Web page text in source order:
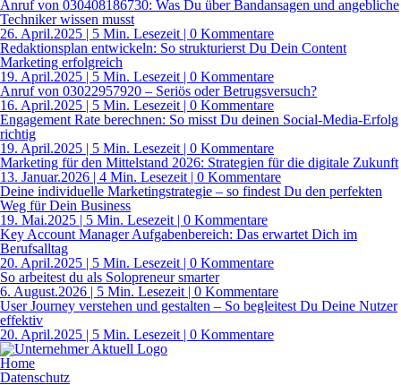
Anruf von 030408186730: Was Du über Bandansagen und angebliche
Techniker wissen musst
26. April.2025 | 5 Min. Lesezeit | 0 Kommentare
Redaktionsplan entwickeln: So strukturierst Du Dein Content
Marketing erfolgreich
19. April.2025 | 5 Min. Lesezeit | 0 Kommentare
Anruf von 03022957920 – Seriös oder Betrugsversuch?
16. April.2025 | 5 Min. Lesezeit | 0 Kommentare
Engagement Rate berechnen: So misst Du deinen Social-Media-Erfolg
richtig
19. April.2025 | 5 Min. Lesezeit | 0 Kommentare
Marketing für den Mittelstand 2026: Strategien für die digitale Zukunft
13. Januar.2026 | 4 Min. Lesezeit | 0 Kommentare
Deine individuelle Marketingstrategie – so findest Du den perfekten
Weg für Dein Business
19. Mai.2025 | 5 Min. Lesezeit | 0 Kommentare
Key Account Manager Aufgabenbereich: Das erwartet Dich im
Berufsalltag
20. April.2025 | 5 Min. Lesezeit | 0 Kommentare
So arbeitest du als Solopreneur smarter
6. August.2026 | 5 Min. Lesezeit | 0 Kommentare
User Journey verstehen und gestalten – So begleitest Du Deine Nutzer
effektiv
20. April.2025 | 5 Min. Lesezeit | 0 Kommentare
Home
Datenschutz